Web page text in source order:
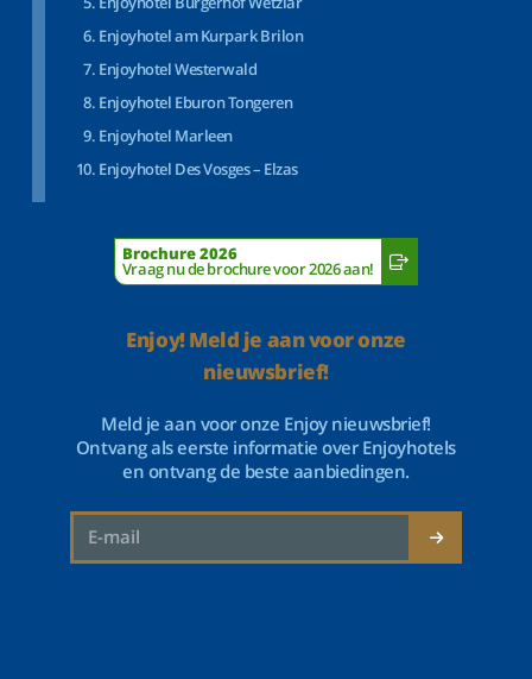
Enjoyhotel am Kurpark Brilon
Enjoyhotel Westerwald
Enjoyhotel Eburon Tongeren
Enjoyhotel Marleen
Enjoyhotel Des Vosges – Elzas
Brochure 2026
Vraag nu de brochure voor 2026 aan!
Enjoy! Meld je aan voor onze
nieuwsbrief!
Meld je aan voor onze Enjoy nieuwsbrief!
Ontvang als eerste informatie over Enjoyhotels
en ontvang de beste aanbiedingen.